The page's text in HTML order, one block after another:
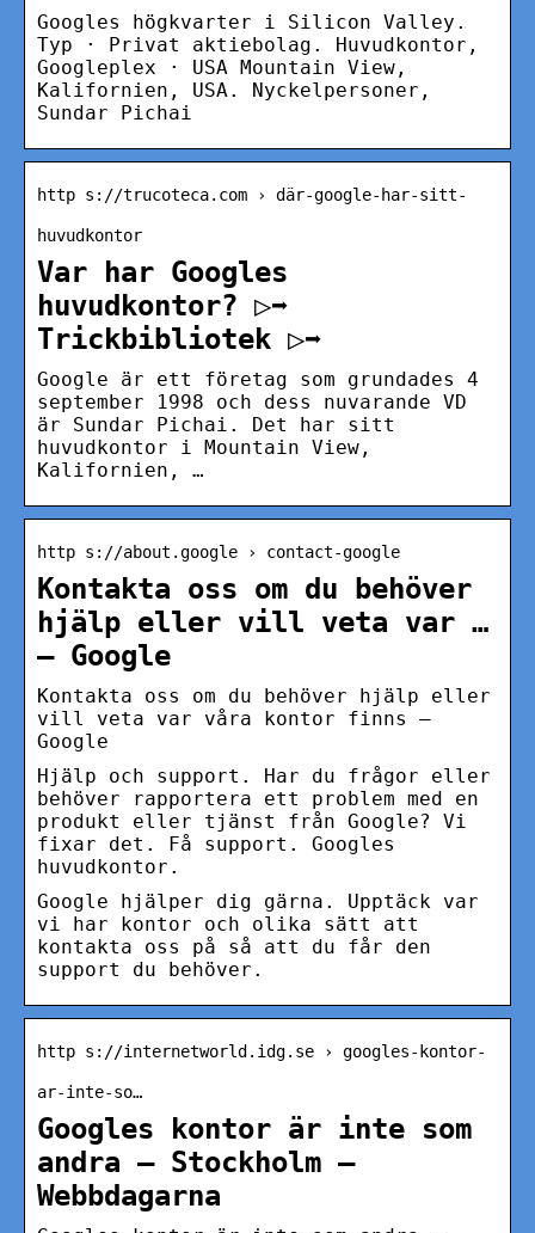
Googles högkvarter i Silicon Valley.
Typ · Privat aktiebolag. Huvudkontor,
Googleplex · USA Mountain View,
Kalifornien, USA. Nyckelpersoner,
Sundar Pichai
http s://trucoteca.com › där-google-har-sitt-
huvudkontor
Var har Googles
huvudkontor? ▷➡️
Trickbibliotek ▷➡️
Google är ett företag som grundades 4
september 1998 och dess nuvarande VD
är Sundar Pichai. Det har sitt
huvudkontor i Mountain View,
Kalifornien, …
http s://about.google › contact-google
Kontakta oss om du behöver
hjälp eller vill veta var …
– Google
Kontakta oss om du behöver hjälp eller
vill veta var våra kontor finns –
Google
Hjälp och support. Har du frågor eller
behöver rapportera ett problem med en
produkt eller tjänst från Google? Vi
fixar det. Få support. Googles
huvudkontor.
Google hjälper dig gärna. Upptäck var
vi har kontor och olika sätt att
kontakta oss på så att du får den
support du behöver.
http s://internetworld.idg.se › googles-kontor-
ar-inte-so…
Googles kontor är inte som
andra – Stockholm –
Webbdagarna